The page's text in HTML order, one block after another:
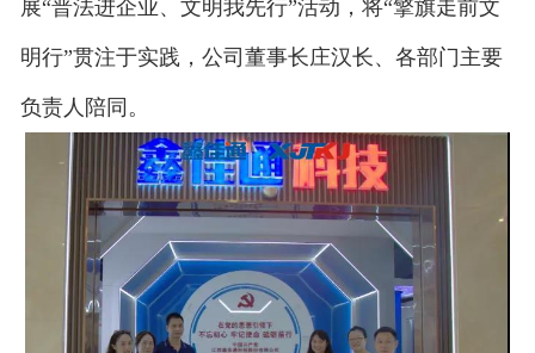
展“普法进企业、文明我先行”活动，将“擎旗走前文
明行”贯注于实践，公司董事长庄汉长、各部门主要
负责人陪同。